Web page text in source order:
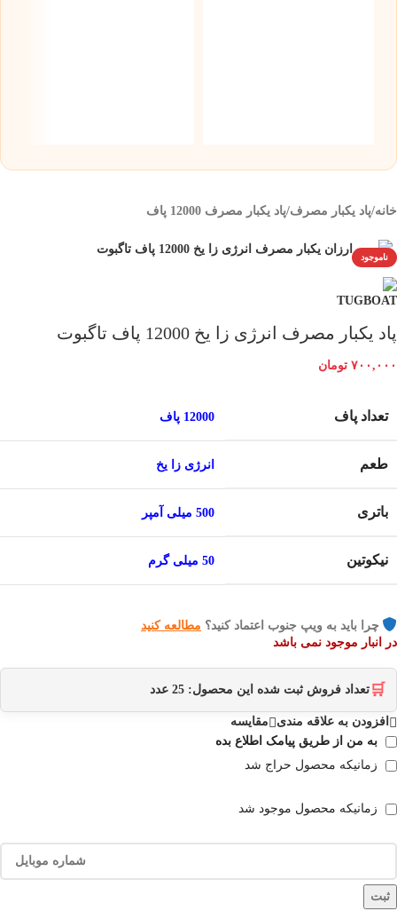
خانه/پاد یکبار مصرف/پاد یکبار مصرف 12000 پاف
ناموجود
پاد یکبار مصرف انرژی زا یخ 12000 پاف تاگبوت
۷۰۰,۰۰۰ تومان
تعداد پاف 12000 پاف
طعم انرژی زا یخ
باتری 500 میلی آمپر
نیکوتین 50 میلی گرم
چرا باید به ویپ جنوب اعتماد کنید؟ مطالعه کنید
در انبار موجود نمی باشد
🛒 تعداد فروش ثبت شده این محصول: 25 عدد
افزودن به علاقه مندی
مقایسه
به من از طریق پیامک اطلاع بده
زمانیکه محصول حراج شد
زمانیکه محصول موجود شد
ثبت